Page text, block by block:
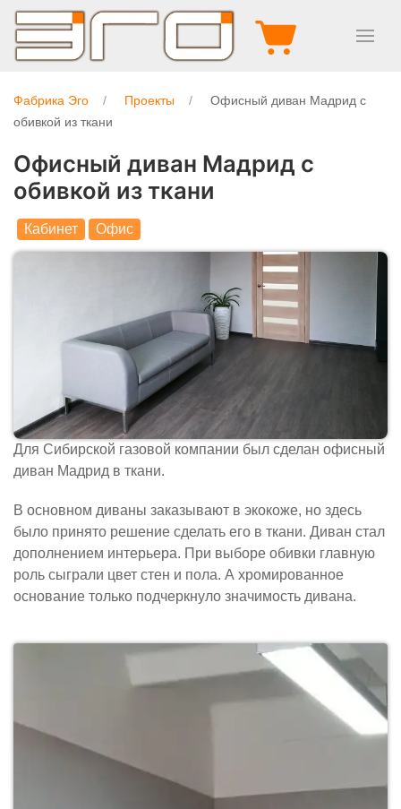
Фабрика Эго Проекты
Офисный диван Мадрид с
обивкой из ткани
Офисный диван Мадрид с
обивкой из ткани
Кабинет Офис
Для Сибирской газовой компании был сделан офисный
диван Мадрид в ткани.
В основном диваны заказывают в экокоже, но здесь
было принято решение сделать его в ткани. Диван стал
дополнением интерьера. При выборе обивки главную
роль сыграли цвет стен и пола. А хромированное
основание только подчеркнуло значимость дивана.